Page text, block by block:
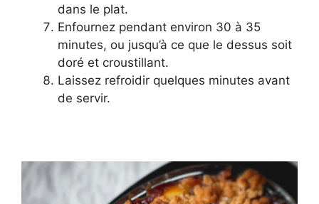
dans le plat.
Enfournez pendant environ 30 à 35
minutes, ou jusqu’à ce que le dessus soit
doré et croustillant.
Laissez refroidir quelques minutes avant
de servir.